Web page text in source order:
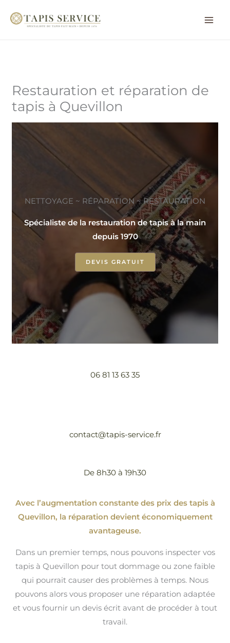
Restauration et réparation de
tapis à Quevillon
NETTOYAGE ~ RÉPARATION ~ RESTAURATION
Spécialiste de la restauration de tapis à la main
depuis 1970
DEVIS GRATUIT
06 81 13 63 35
contact@tapis-service.fr
De 8h30 à 19h30
Avec l’augmentation constante des prix des tapis à
Quevillon, la réparation devient économiquement
avantageuse.
Dans un premier temps, nous pouvons inspecter vos
tapis à Quevillon pour tout dommage ou zone faible
qui pourrait causer des problèmes à temps. Nous
pouvons alors vous proposer une réparation adaptée
et vous fournir un devis écrit avant de procéder à tout
travail.